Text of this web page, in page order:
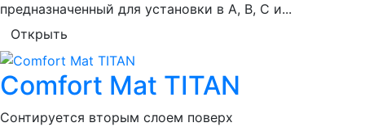
предназначенный для установки в A, B, C и...
Открыть
Comfort Mat TITAN
Сонтируется вторым слоем поверх